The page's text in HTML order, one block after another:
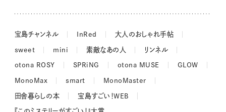
宝島チャンネル InRed 大人のおしゃれ手帖
sweet mini 素敵なあの人 リンネル
otona ROSY SPRiNG otona MUSE GLOW
MonoMax smart MonoMaster
田舎暮らしの本 宝島すごい！WEB